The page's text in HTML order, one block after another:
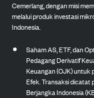
Cemerlang, dengan misi
melalui produk investasi
Indonesia.
Saham AS, ETF, dan
Pedagang Derivatif
Keuangan (OJK) untuk
Efek. Transaksi dicatat
Berjangka Indonesia